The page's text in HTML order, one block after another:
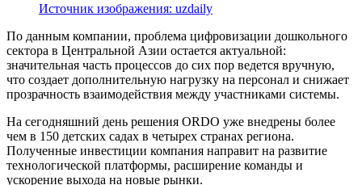
Источник изображения: uzdaily
По данным компании, проблема цифровизации дошкольного
сектора в Центральной Азии остается актуальной:
значительная часть процессов до сих пор ведется вручную,
что создает дополнительную нагрузку на персонал и снижает
прозрачность взаимодействия между участниками системы.
На сегодняшний день решения ORDO уже внедрены более
чем в 150 детских садах в четырех странах региона.
Полученные инвестиции компания направит на развитие
технологической платформы, расширение команды и
ускорение выхода на новые рынки.